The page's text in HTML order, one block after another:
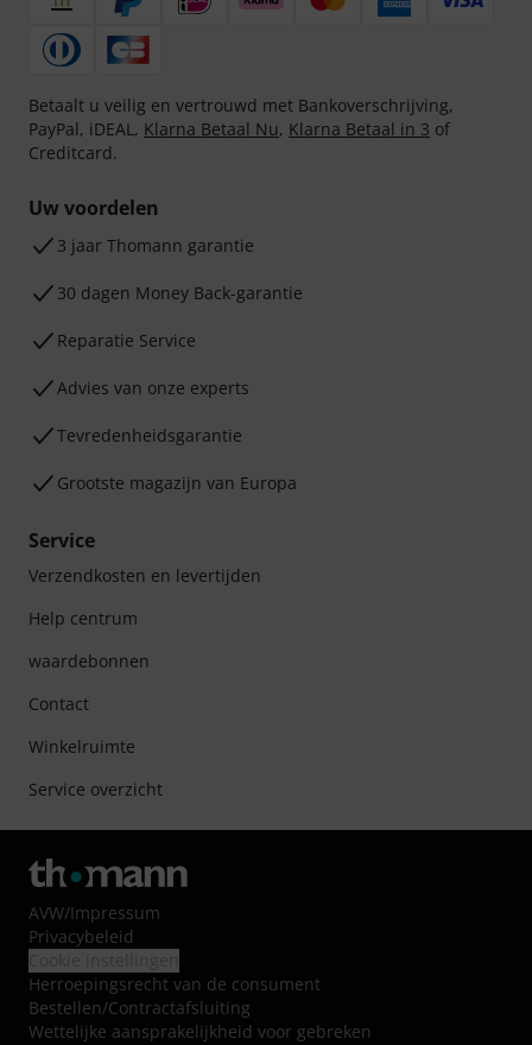
Betaalt u veilig en vertrouwd met Bankoverschrijving,
PayPal, iDEAL, Klarna Betaal Nu, Klarna Betaal in 3 of
Creditcard.
Uw voordelen
3 jaar Thomann garantie
30 dagen Money Back-garantie
Reparatie Service
Advies van onze experts
Tevredenheidsgarantie
Grootste magazijn van Europa
Service
Verzendkosten en levertijden
Help centrum
waardebonnen
Contact
Winkelruimte
Service overzicht
AVW/Impressum
Privacybeleid
Herroepingsrecht van de consument
Bestellen/Contractafsluiting
Wettelijke aansprakelijkheid voor gebreken